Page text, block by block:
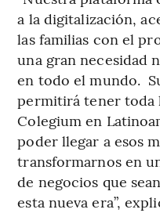
a la digitalización,
las familias con el
una gran necesidad
en todo el mundo.
permitirá tener toda
Colegium en
poder llegar a esos
transformarnos en
de negocios que
esta nueva era”,